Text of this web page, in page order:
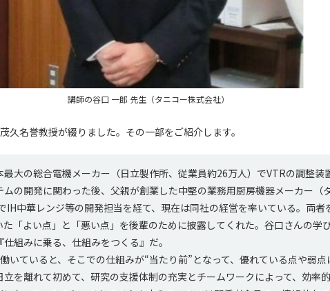
講師の谷口 一郎 先生（タニコー株式会社）
久名誉教授が綴りました。その一部をご紹介します。
大の総合電機メーカー（日立製作所、従業員約26万人）でVTRの調整装
の開発に関わった後、父親が創業した中堅の業務用厨房機器メーカー（タ
IH中華レンジ等の開発担当を経て、現在は同社の経営を率いている。両者
た「よい点」と「悪い点」を後輩のために披露してくれた。谷口さんの学
組みに乗る、仕組みをつくる』だ。
いていると、そこでの仕組みが“当たり前”となって、優れている点や弱点
立を離れて初めて、研究の支援体制の充実とチームワークによって、効率